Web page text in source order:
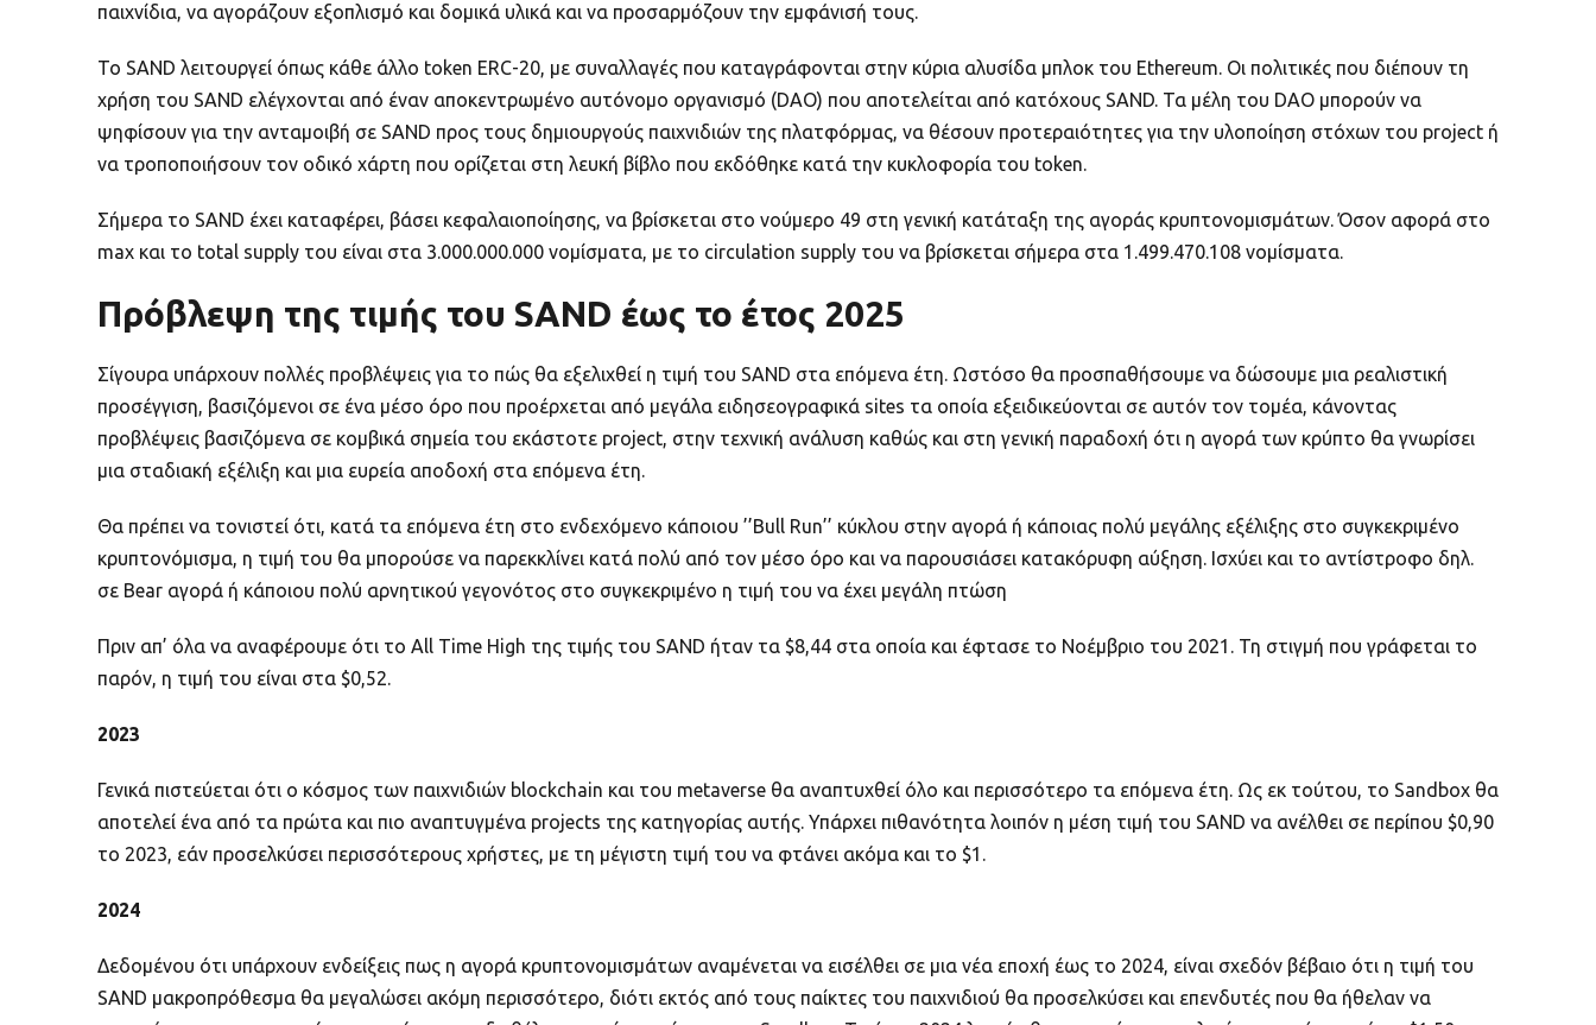
παιχνίδια, να αγοράζουν εξοπλισμό και δομικά υλικά και να προσαρμόζουν την εμφάνισή τους.
Το SAND λειτουργεί όπως κάθε άλλο token ERC-20, με συναλλαγές που καταγράφονται στην κύρια αλυσίδα μπλοκ του Ethereum. Οι πολιτικές που διέπουν τη
χρήση του SAND ελέγχονται από έναν αποκεντρωμένο αυτόνομο οργανισμό (DAO) που αποτελείται από κατόχους SAND. Τα μέλη του DAO μπορούν να
ψηφίσουν για την ανταμοιβή σε SAND προς τους δημιουργούς παιχνιδιών της πλατφόρμας, να θέσουν προτεραιότητες για την υλοποίηση στόχων του project ή
να τροποποιήσουν τον οδικό χάρτη που ορίζεται στη λευκή βίβλο που εκδόθηκε κατά την κυκλοφορία του token.
Σήμερα το SAND έχει καταφέρει, βάσει κεφαλαιοποίησης, να βρίσκεται στο νούμερο 49 στη γενική κατάταξη της αγοράς κρυπτονομισμάτων. Όσον αφορά στο
max και το total supply του είναι στα 3.000.000.000 νομίσματα, με το circulation supply του να βρίσκεται σήμερα στα 1.499.470.108 νομίσματα.
Πρόβλεψη της τιμής του SAND έως το έτος 2025
Σίγουρα υπάρχουν πολλές προβλέψεις για το πώς θα εξελιχθεί η τιμή του SAND στα επόμενα έτη. Ωστόσο θα προσπαθήσουμε να δώσουμε μια ρεαλιστική
προσέγγιση, βασιζόμενοι σε ένα μέσο όρο που προέρχεται από μεγάλα ειδησεογραφικά sites τα οποία εξειδικεύονται σε αυτόν τον τομέα, κάνοντας
προβλέψεις βασιζόμενα σε κομβικά σημεία του εκάστοτε project, στην τεχνική ανάλυση καθώς και στη γενική παραδοχή ότι η αγορά των κρύπτο θα γνωρίσει
μια σταδιακή εξέλιξη και μια ευρεία αποδοχή στα επόμενα έτη.
Θα πρέπει να τονιστεί ότι, κατά τα επόμενα έτη στο ενδεχόμενο κάποιου ’’Bull Run’’ κύκλου στην αγορά ή κάποιας πολύ μεγάλης εξέλιξης στo συγκεκριμένο
κρυπτονόμισμα, η τιμή του θα μπορούσε να παρεκκλίνει κατά πολύ από τον μέσο όρο και να παρουσιάσει κατακόρυφη αύξηση. Ισχύει και το αντίστροφο δηλ.
σε Bear αγορά ή κάποιου πολύ αρνητικού γεγονότος στο συγκεκριμένο η τιμή του να έχει μεγάλη πτώση
Πριν απ’ όλα να αναφέρουμε ότι το All Time High της τιμής του SAND ήταν τα $8,44 στα οποία και έφτασε το Νοέμβριο του 2021. Τη στιγμή που γράφεται το
παρόν, η τιμή του είναι στα $0,52.
2023
Γενικά πιστεύεται ότι ο κόσμος των παιχνιδιών blockchain και του metaverse θα αναπτυχθεί όλο και περισσότερο τα επόμενα έτη. Ως εκ τούτου, το Sandbox θα
αποτελεί ένα από τα πρώτα και πιο αναπτυγμένα projects της κατηγορίας αυτής. Υπάρχει πιθανότητα λοιπόν η μέση τιμή του SAND να ανέλθει σε περίπου $0,90
το 2023, εάν προσελκύσει περισσότερους χρήστες, με τη μέγιστη τιμή του να φτάνει ακόμα και το $1.
2024
Δεδομένου ότι υπάρχουν ενδείξεις πως η αγορά κρυπτονομισμάτων αναμένεται να εισέλθει σε μια νέα εποχή έως το 2024, είναι σχεδόν βέβαιο ότι η τιμή του
SAND μακροπρόθεσμα θα μεγαλώσει ακόμη περισσότερο, διότι εκτός από τους παίκτες του παιχνιδιού θα προσελκύσει και επενδυτές που θα ήθελαν να